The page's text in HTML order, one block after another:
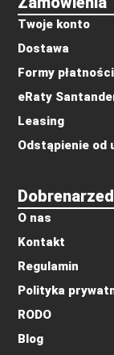
O nas
Kontakt
Regulamin
Polityka
RODO
Blog
Twoje konto
Dostawa
Formy płatności
eRaty
Leasing
Odstąpienie od